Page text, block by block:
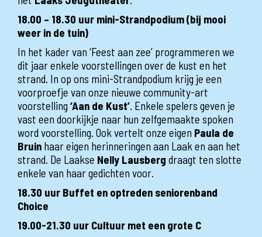
18.00 – 18.30 uur mini-Strandpodium (bij mooi
weer in de tuin)
In het kader van ‘Feest aan zee’ programmeren we
dit jaar enkele voorstellingen over de kust en het
strand. In op ons mini-Strandpodium krijg je een
voorproefje van onze nieuwe community-art
voorstelling ‘Aan de Kust’. Enkele spelers geven je
vast een doorkijkje naar hun zelfgemaakte spoken
word voorstelling. Ook vertelt onze eigen Paula de
Bruin haar eigen herinneringen aan Laak en aan het
strand. De Laakse Nelly Lausberg draagt ten slotte
enkele van haar gedichten voor.
18.30 uur Buffet en optreden seniorenband
Choice
19.00-21.30 uur Cultuur met een grote C